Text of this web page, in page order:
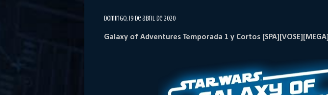
domingo, 19 de abril de 2020
Galaxy of Adventures Temporada 1 y Cortos [SPA][VOSE][MEGA]